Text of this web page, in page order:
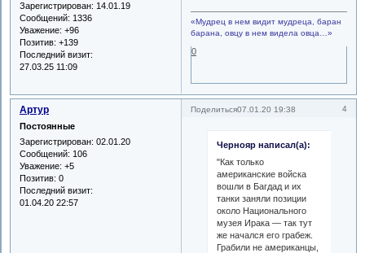
Зарегистрирован: 14.01.19
Сообщений: 1336
Уважение: +96
Позитив: +139
Последний визит:
27.03.25 11:09
«Мудрец в нем видит мудреца, баран
барана, овцу в нем видела овца…»
0
Поделиться 4
07.01.20 19:38
Артур
Постоянные
Зарегистрирован: 02.01.20
Сообщений: 106
Уважение: +5
Позитив: 0
Последний визит:
01.04.20 22:57
Чернояр написал(а):
"Как только
американские войска
вошли в Багдад и их
танки заняли позиции
около Национального
музея Ирака — так тут
же начался его грабеж.
Грабили не американцы,